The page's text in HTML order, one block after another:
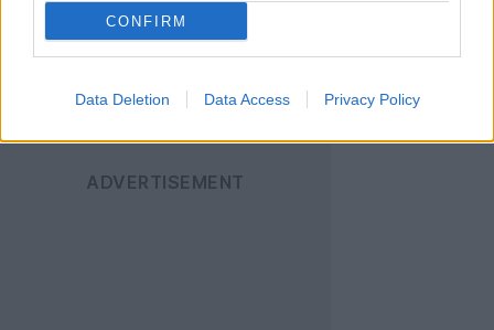
CONFIRM
Data Deletion Data Access Privacy Policy